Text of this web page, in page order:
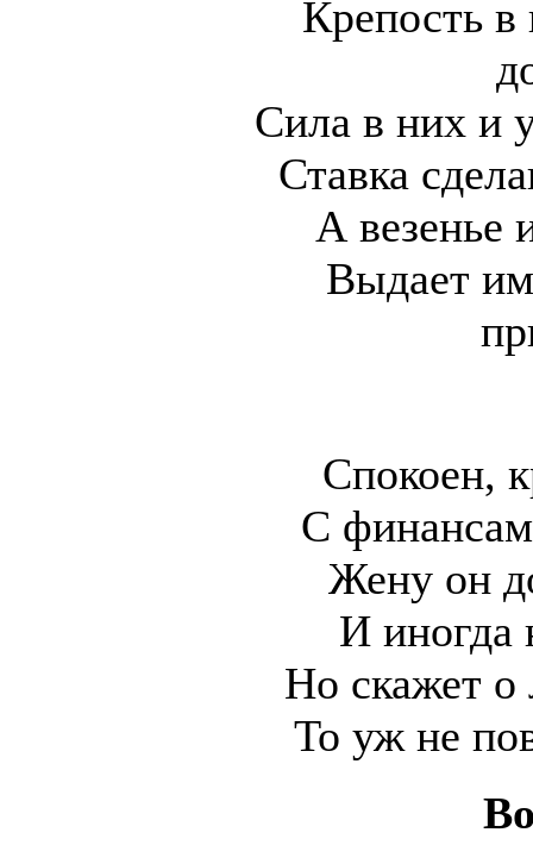
Крепость в
Сила в них и
Ставка
А везенье
Выдает
Спокоен,
С
Жену он
И иногда
Но скажет
То уж не